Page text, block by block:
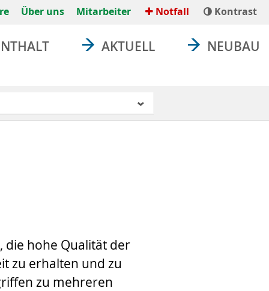
Über uns Mitarbeiter Notfall Kontrast
AKTUELL NEUBAU
die hohe Qualität der
zu erhalten und zu
zu mehreren